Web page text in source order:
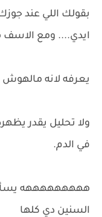
بقولك اللي عند
ايدي.... ومع الاسف
يعرفه لانه مالهوش
ولا تحليل يقدر
في الدم.
هههههههههه
السنين دي كلها